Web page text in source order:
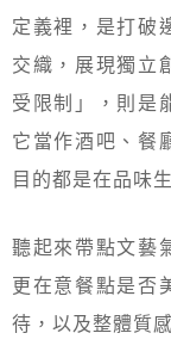
定義裡，是打破
交織，展現獨立
受限制」，則是
它當作酒吧、餐
目的都是在品味
聽起來帶點文藝
更在意餐點是否
待，以及整體質